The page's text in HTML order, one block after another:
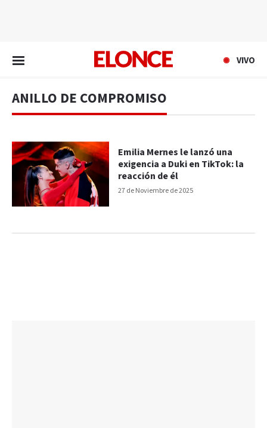
VIVO
ANILLO DE COMPROMISO
27 de Noviembre de 2025
Emilia Mernes le lanzó una
exigencia a Duki en TikTok: la
reacción de él